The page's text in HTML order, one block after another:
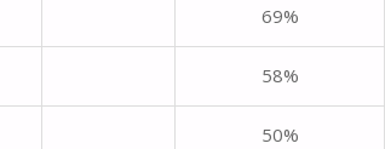
69%
58%
50%